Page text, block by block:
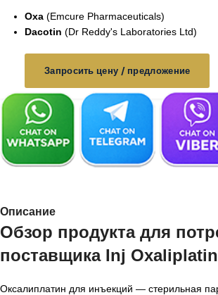
Oxa (Emcure Pharmaceuticals)
Dacotin (Dr Reddy's Laboratories Ltd)
Запросить цену / предложение
Описание
Обзор продукта для
поставщика Inj Oxaliplatin
Оксалиплатин для инъекций — стерильная